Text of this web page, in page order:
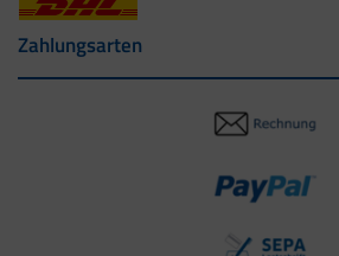
Zahlungsarten